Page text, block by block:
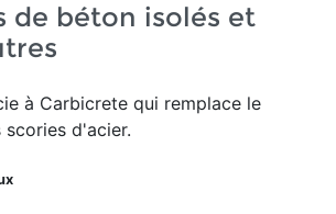
de béton isolés et
à Carbicrete qui remplace le
d'acier.